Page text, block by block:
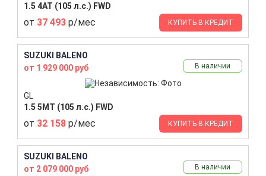
1.5 4AT (105 л.с.) FWD
от 37 493 р/мес КУПИТЬ В КРЕДИТ
SUZUKI BALENO
от 1 929 000 руб
В наличии
GL
1.5 5MT (105 л.с.) FWD
от 32 158 р/мес КУПИТЬ В КРЕДИТ
SUZUKI BALENO
от 2 079 000 руб
В наличии